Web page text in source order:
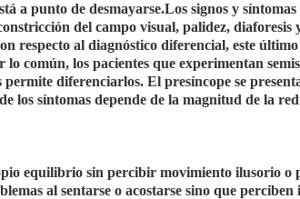
a punto de desmayarse.Los signos y
del campo visual, palidez, diaforesis
respecto al diagnóstico diferencial, este
común, los pacientes que experimentan
diferenciarlos. El presíncope se
los síntomas depende de la magnitud de la
equilibrio sin percibir movimiento ilusorio o
al sentarse o acostarse sino que perciben